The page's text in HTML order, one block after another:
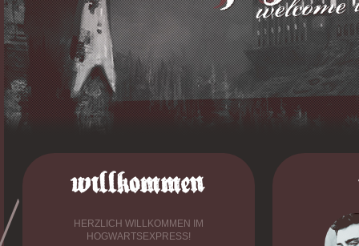
HERZLICH WILLKOMMEN IM
HOGWARTSEXPRESS!